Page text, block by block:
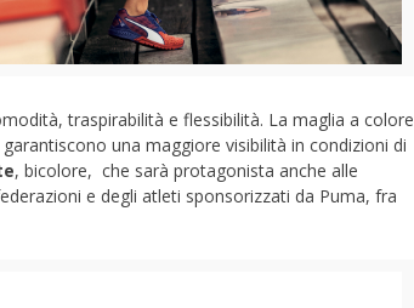
traspirabilità e flessibilità. La maglia a colore
una maggiore visibilità in condizioni di
, bicolore, che sarà protagonista anche alle
e degli atleti sponsorizzati da Puma, fra